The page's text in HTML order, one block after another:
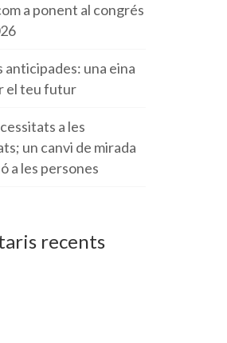
a ponent al congrés
una eina
el teu futur
a les
un canvi de mirada
a les persones
recents